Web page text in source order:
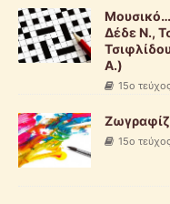
Δέδε Ν.,
Α.)
15ο
15ο